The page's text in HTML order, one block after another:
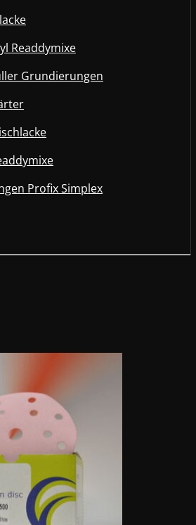
Readdymixe
Grundierungen
Profix Simplex